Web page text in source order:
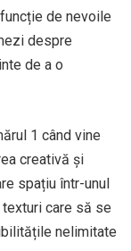
de nevoile
despre
de a o
1 când vine
creativă și
spațiu într-unul
care să se
nelimitate